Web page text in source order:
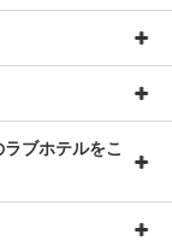
ブホテルをこ